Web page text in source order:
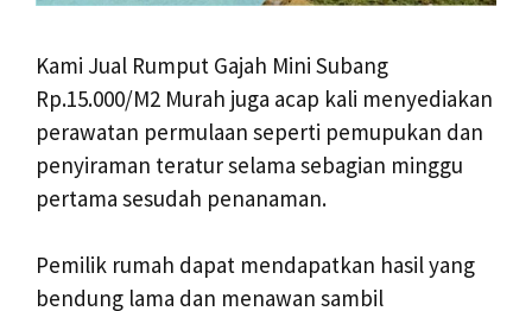
Kami Jual Rumput Gajah Mini Subang
Rp.15.000/M2 Murah juga acap kali menyediakan
perawatan permulaan seperti pemupukan dan
penyiraman teratur selama sebagian minggu
pertama sesudah penanaman.
Pemilik rumah dapat mendapatkan hasil yang
bendung lama dan menawan sambil